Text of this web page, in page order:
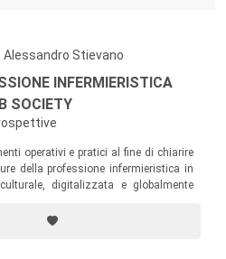
Alessandro Stievano
INFERMIERISTICA
SOCIETY
operativi e pratici al fine di chiarire
della professione infermieristica in
digitalizzata e globalmente
sfide assistenziali in scenari poliedrici